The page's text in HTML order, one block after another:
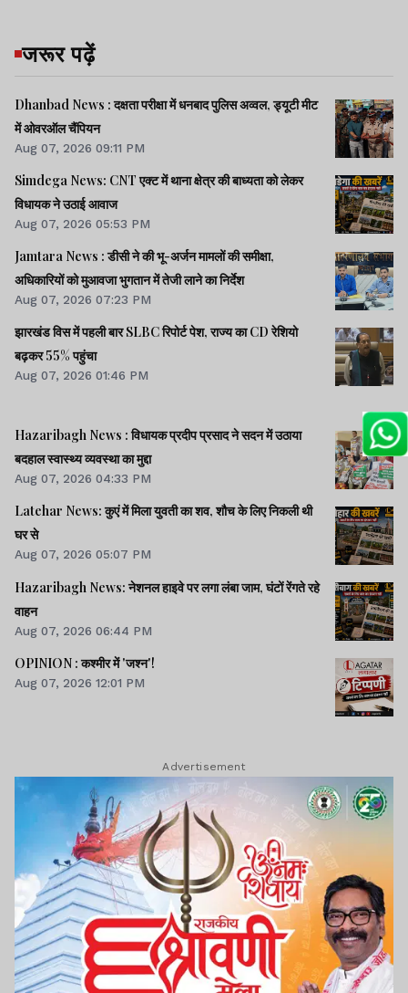
जरूर पढ़ें
Dhanbad News : दक्षता परीक्षा में धनबाद पुलिस अव्वल, ड्यूटी मीट
में ओवरऑल चैंपियन
Aug 07, 2026 09:11 PM
Simdega News: CNT एक्ट में थाना क्षेत्र की बाध्यता को लेकर
विधायक ने उठाई आवाज
Aug 07, 2026 05:53 PM
Jamtara News : डीसी ने की भू-अर्जन मामलों की समीक्षा,
अधिकारियों को मुआवजा भुगतान में तेजी लाने का निर्देश
Aug 07, 2026 07:23 PM
झारखंड विस में पहली बार SLBC रिपोर्ट पेश, राज्य का CD रेशियो
बढ़कर 55% पहुंचा
Aug 07, 2026 01:46 PM
Hazaribagh News : विधायक प्रदीप प्रसाद ने सदन में उठाया
बदहाल स्वास्थ्य व्यवस्था का मुद्दा
Aug 07, 2026 04:33 PM
Latehar News: कुएं में मिला युवती का शव, शौच के लिए निकली थी
घर से
Aug 07, 2026 05:07 PM
Hazaribagh News: नेशनल हाइवे पर लगा लंबा जाम, घंटों रेंगते रहे
वाहन
Aug 07, 2026 06:44 PM
OPINION : कश्मीर में 'जश्न'!
Aug 07, 2026 12:01 PM
Advertisement